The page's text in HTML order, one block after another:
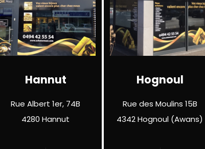
Hannut
Rue Albert 1er, 74B
4280 Hannut
Hognoul
Rue des Moulins 15B
4342 Hognoul (Awans)